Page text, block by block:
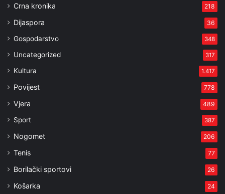
Crna kronika 218
Dijaspora 36
Gospodarstvo 348
Uncategorized 317
Kultura 1.417
Povijest 778
Vjera 489
Sport 387
Nogomet 206
Tenis 77
Borilački sportovi 26
Košarka 24